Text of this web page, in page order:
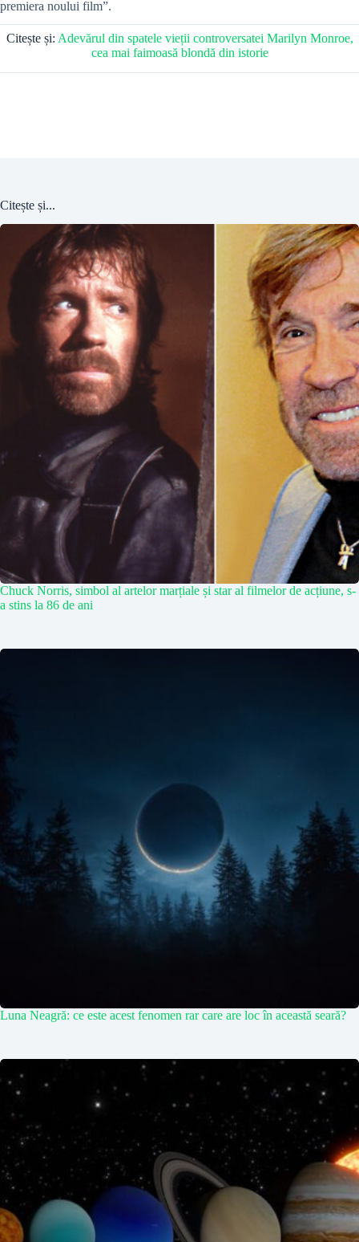
premiera noului film”.
Citește și: Adevărul din spatele vieții controversatei Marilyn Monroe,
cea mai faimoasă blondă din istorie
Citește și...
Chuck Norris, simbol al artelor marțiale și star al filmelor de acțiune, s-
a stins la 86 de ani
Luna Neagră: ce este acest fenomen rar care are loc în această seară?